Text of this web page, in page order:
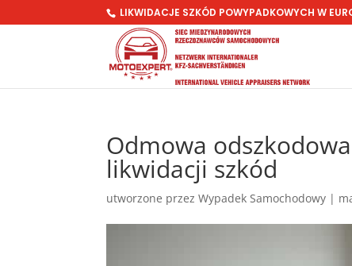
LIKWIDACJE SZKÓD POWYPADKOWYCH W
Odmowa
likwidacji szkód
utworzone przezWypadek Samochodowy |